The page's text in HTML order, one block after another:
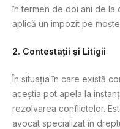
în termen de doi ani de la
aplică un impozit pe
2. Contestații și Litigii
În situația în care există
aceștia pot apela la
rezolvarea conflictelor.
avocat specializat în